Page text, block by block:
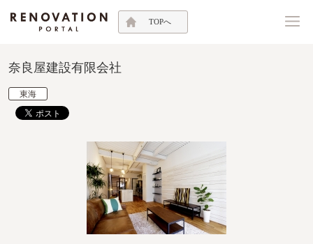
TOPへ
奈良屋建設有限会社
東海